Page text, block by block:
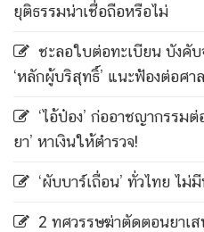
ยุติธรรมน่าเชื่อถือหรือไม่
ชะลอใบต่อทะเบียน บังคั
‘หลักผู้บริสุทธิ์’ แนะฟ้องต่อศ
‘ไอ้ป๋อง’ ก่ออาชญากรรมต่
ยา’ หาเงินให้ตำรวจ!
‘ผับบาร์เถื่อน’ ทั่วไทย ไ
2 ทศวรรษฆ่าตัดตอนยาเ